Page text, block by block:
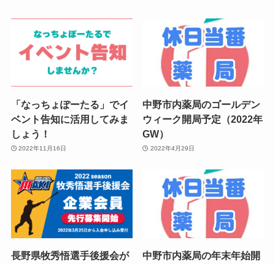
「なっちょぽーたる」でイ
ベント告知に活用してみま
しょう！
2022年11月16日
中野市内薬局のゴールデン
ウィーク開局予定（2022年
GW）
2022年4月29日
長野県牧秀悟選手後援会が 中野市内薬局の年末年始開